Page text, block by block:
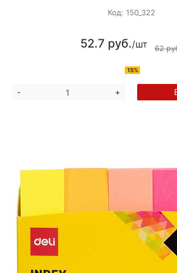
Код: 150_322
52.7 руб./шт 62
15%
- +